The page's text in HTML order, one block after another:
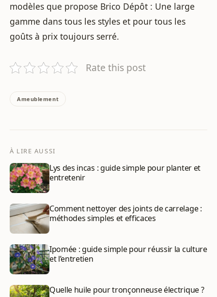
modèles que propose Brico Dépôt : Une large
gamme dans tous les styles et pour tous les
goûts à prix toujours serré.
Rate this post
Ameublement
À LIRE AUSSI
Lys des incas : guide simple pour planter et
entretenir
Comment nettoyer des joints de carrelage :
méthodes simples et efficaces
Ipomée : guide simple pour réussir la culture
et l’entretien
Quelle huile pour tronçonneuse électrique ?